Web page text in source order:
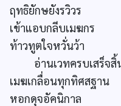
ฤทธิยักษยังรวิวร
เข้าแอบกลีบเมฆกร
ท้าวทูตใจหวั่นว้า
อ่านเวทครบเสร็จสิ้
เมฆเกลื่อนทุกทิศสฐาน
หอกดุจอัคนิกาล